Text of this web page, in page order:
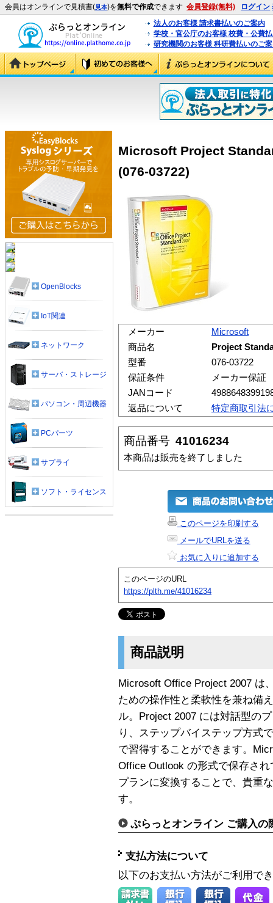
会員はオンラインで見積書(見本)を無料で作成できます 会員登録(無料) ログイン
法人のお客様 請求書払いのご案内
学校・官公庁のお客様 校費・公費
研究機関のお客様 科研費払いのご
Microsoft Project
(076-03722)
メーカー
Microsoft
商品名
Project
型番
076-03722
保証条件
メーカー保証
JANコード
返品について
特定商取引法
商品番号 41016234
本商品は販売を終了しました
このページを印刷する
メールでURLを送る
お気に入りに追加する
このページのURL
https://plth.me/41016234
商品説明
Microsoft Office Project 2007 は
ための操作性と柔軟性を兼ね備
ル。Project 2007 には対話型の
り、ステップバイステップ方式
で習得することができます。
Office Outlook の形式で保存さ
プランに変換することで、貴重
す。
ぷらっとオンライン ご購入の
支払方法について
以下のお支払い方法がご利用で
OpenBlocks
IoT関連
ネットワーク
サーバ・ストレージ
パソコン・周辺機器
PCパーツ
サプライ
ソフト・ライセンス